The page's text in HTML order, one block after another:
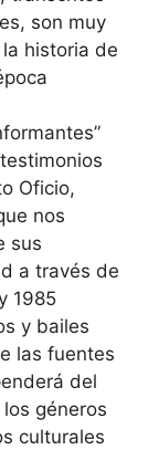
son muy
historia de
Oficio,
nos
sus
a través de
1985
y bailes
las fuentes
del
géneros
culturales